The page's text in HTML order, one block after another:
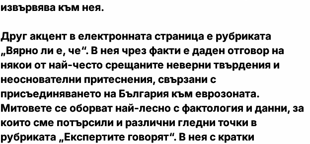
извървява към нея.
Друг акцент в електронната страница е рубриката
„Вярно ли е, че“. В нея чрез факти е даден отговор на
някои от най-често срещаните неверни твърдения и
неоснователни притеснения, свързани с
присъединяването на България към еврозоната.
Митовете се оборват най-лесно с фактология и данни, за
които сме потърсили и различни гледни точки в
рубриката „Експертите говорят“. В нея с кратки